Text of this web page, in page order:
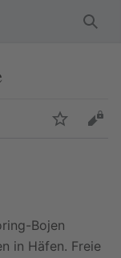
Bojen
in Häfen. Freie